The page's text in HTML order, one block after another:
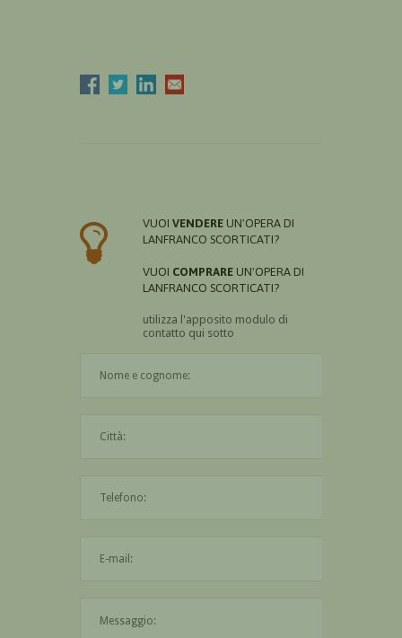
VUOI VENDERE UN'OPERA DI
LANFRANCO SCORTICATI?
VUOI COMPRARE UN'OPERA DI
LANFRANCO SCORTICATI?
utilizza l'apposito modulo di
contatto qui sotto